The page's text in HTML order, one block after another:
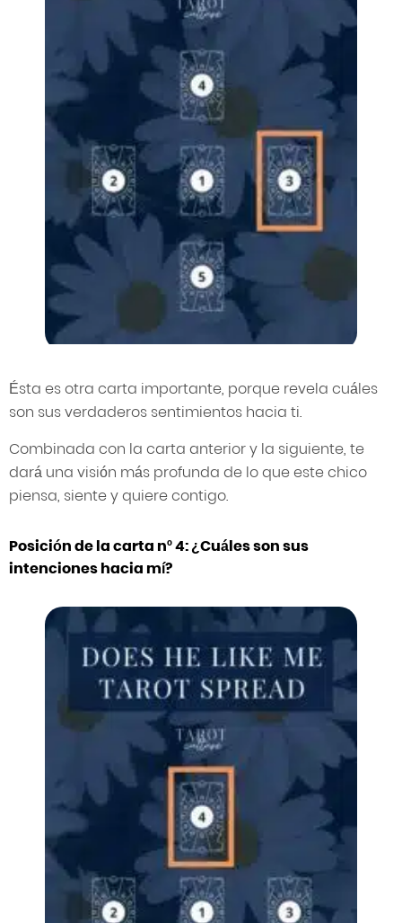
Ésta es otra carta importante, porque revela cuáles
son sus verdaderos sentimientos hacia ti.
Combinada con la carta anterior y la siguiente, te
dará una visión más profunda de lo que este chico
piensa, siente y quiere contigo.
Posición de la carta nº 4: ¿Cuáles son sus
intenciones hacia mí?